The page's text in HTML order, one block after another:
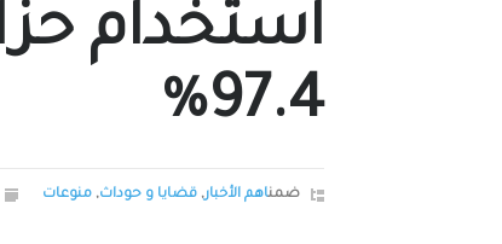
استخدام
97.4%
ضمناهم الأخبار, قضايا و حوداث, منوعات